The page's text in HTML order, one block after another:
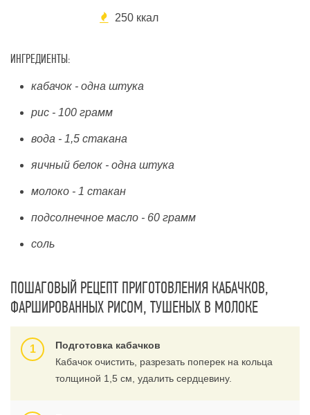
250 ккал
ИНГРЕДИЕНТЫ:
кабачок - одна штука
рис - 100 грамм
вода - 1,5 стакана
яичный белок - одна штука
молоко - 1 стакан
подсолнечное масло - 60 грамм
соль
ПОШАГОВЫЙ РЕЦЕПТ ПРИГОТОВЛЕНИЯ КАБАЧКОВ,
ФАРШИРОВАННЫХ РИСОМ, ТУШЕНЫХ В МОЛОКЕ
Подготовка кабачков
Кабачок очистить, разрезать поперек на кольца
толщиной 1,5 см, удалить сердцевину.